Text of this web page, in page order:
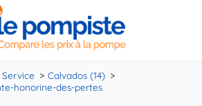
Calvados (14)
honorine-des-pertes